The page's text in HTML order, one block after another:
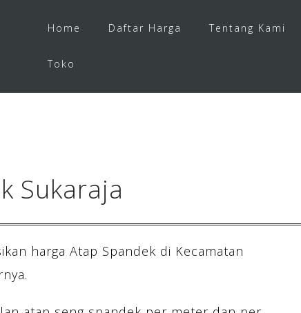
Home Daftar Harga Tentang Kami
Toko
Sukaraja
harga Atap Spandek di Kecamatan